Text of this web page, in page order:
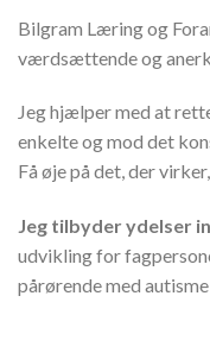
Bilgram Læring og
værdsættende og
Jeg hjælper med at
enkelte og mod det
Få øje på det, der
Jeg tilbyder ydelser
udvikling for
pårørende med